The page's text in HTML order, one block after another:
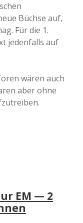
Büchse auf,
Für die 1.
jedenfalls auf
wären auch
aber ohne
EM — 2